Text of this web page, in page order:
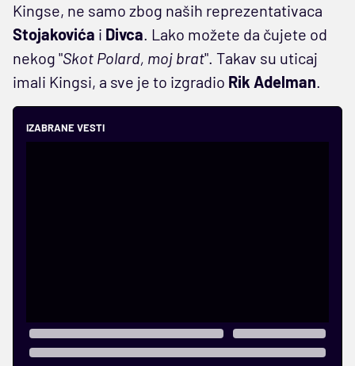
Kingse, ne samo zbog naših reprezentativaca
Stojakovića i Divca. Lako možete da čujete od
nekog "Skot Polard, moj brat". Takav su uticaj
imali Kingsi, a sve je to izgradio Rik Adelman.
IZABRANE VESTI